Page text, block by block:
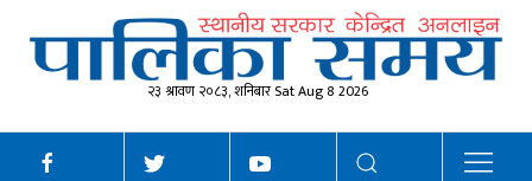
२३ श्रावण २०८३, शनिबार Sat Aug 8 2026